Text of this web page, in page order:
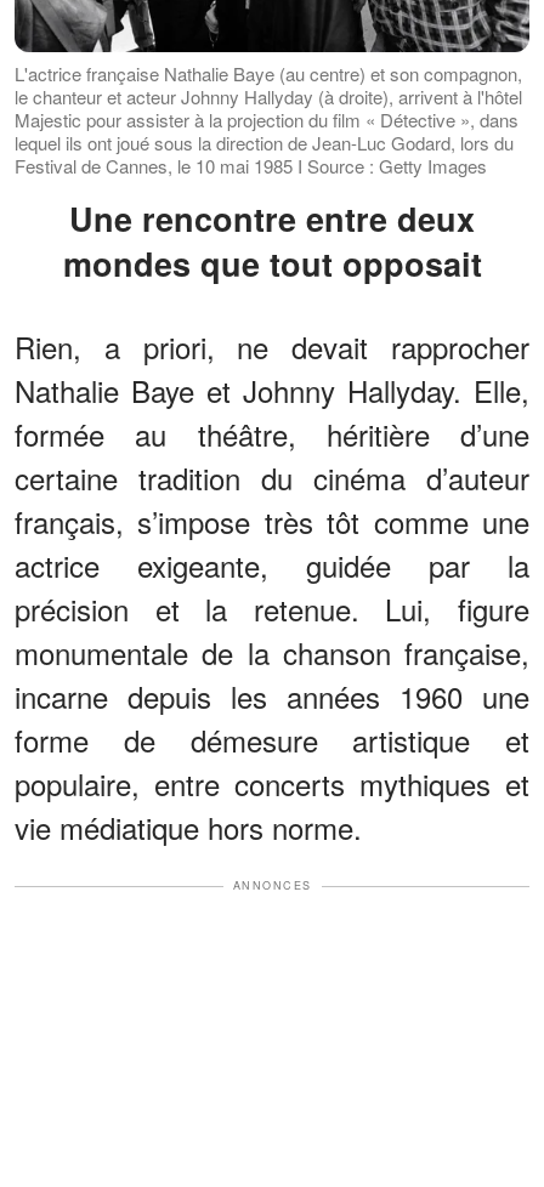
L'actrice française Nathalie Baye (au centre) et son compagnon,
le chanteur et acteur Johnny Hallyday (à droite), arrivent à l'hôtel
Majestic pour assister à la projection du film « Détective », dans
lequel ils ont joué sous la direction de Jean-Luc Godard, lors du
Festival de Cannes, le 10 mai 1985 I Source : Getty Images
Une rencontre entre deux
mondes que tout opposait
Rien, a priori, ne devait rapprocher
Nathalie Baye et Johnny Hallyday. Elle,
formée au théâtre, héritière d’une
certaine tradition du cinéma d’auteur
français, s’impose très tôt comme une
actrice exigeante, guidée par la
précision et la retenue. Lui, figure
monumentale de la chanson française,
incarne depuis les années 1960 une
forme de démesure artistique et
populaire, entre concerts mythiques et
vie médiatique hors norme.
ANNONCES